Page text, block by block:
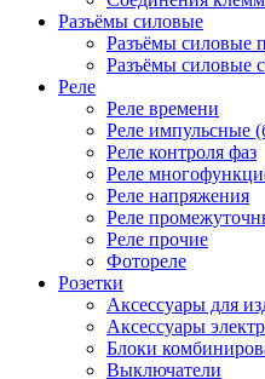
Разъёмы силовые
Разъёмы силовые
Разъёмы силовые
Реле
Реле времени
Реле импульсные
Реле контроля фаз
Реле
Реле напряжения
Реле
Реле прочие
Фотореле
Розетки
Аксессуары для
Аксессуары
Блоки
Выключатели